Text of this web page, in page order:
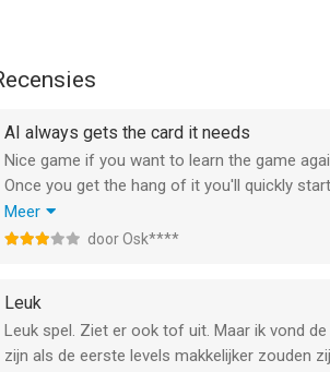
AI always gets the card it needs
Nice game if you want to learn the game
Once you get the hang of it you'll quickly
me though is that in hardest level whenever
needed most. Very annoying that each time
Meer
door Osk****
Leuk
Leuk spel. Ziet er ook tof uit. Maar ik vond
zijn als de eerste levels makkelijker zouden